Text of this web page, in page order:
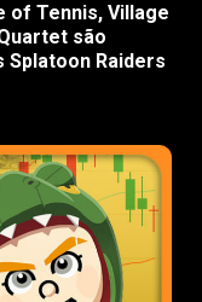
of Tennis, Village
são
Splatoon Raiders